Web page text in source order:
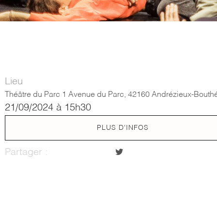
Lieu
Théâtre du Parc 1 Avenue du Parc, 42160 Andrézieux-
21/09/2024 à 15h30
PLUS D'INFOS
Partager :